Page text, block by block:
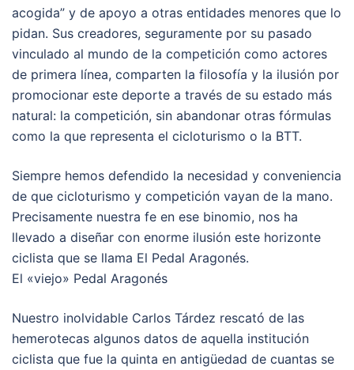
acogida” y de apoyo a otras entidades menores que lo
pidan. Sus creadores, seguramente por su pasado
vinculado al mundo de la competición como actores
de primera línea, comparten la filosofía y la ilusión por
promocionar este deporte a través de su estado más
natural: la competición, sin abandonar otras fórmulas
como la que representa el cicloturismo o la BTT.
Siempre hemos defendido la necesidad y conveniencia
de que cicloturismo y competición vayan de la mano.
Precisamente nuestra fe en ese binomio, nos ha
llevado a diseñar con enorme ilusión este horizonte
ciclista que se llama El Pedal Aragonés.
El «viejo» Pedal Aragonés
Nuestro inolvidable Carlos Tárdez rescató de las
hemerotecas algunos datos de aquella institución
ciclista que fue la quinta en antigüedad de cuantas se